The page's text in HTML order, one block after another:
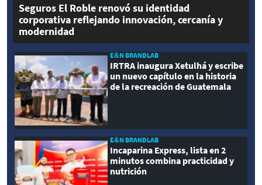
Seguros El Roble renovó su identidad
corporativa reflejando innovación, cercanía y
modernidad
E&N BRANDLAB
IRTRA inaugura Xetulhá y escribe
un nuevo capítulo en la historia
de la recreación de Guatemala
E&N BRANDLAB
Incaparina Express, lista en 2
minutos combina practicidad y
nutrición